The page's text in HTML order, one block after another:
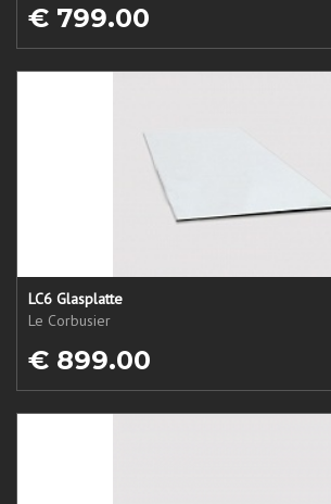
€ 799.00
LC6 Glasplatte
Le Corbusier
€ 899.00